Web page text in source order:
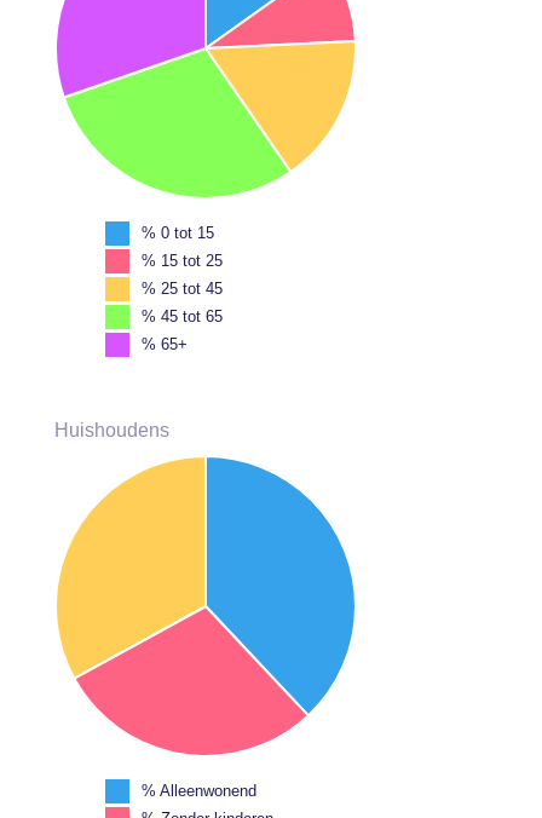
% 0 tot 15
% 15 tot 25
% 25 tot 45
% 45 tot 65
% 65+
Huishoudens
% Alleenwonend